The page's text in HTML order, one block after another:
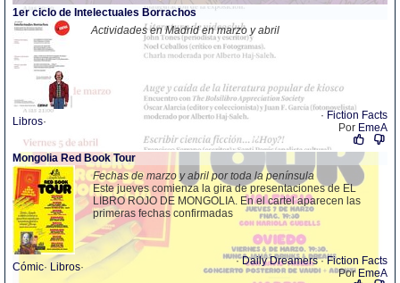
1er ciclo de Intelectuales Borrachos
Actividades en Madrid en marzo y abril
Libros· · Fiction Facts
Por EmeA
Mongolia Red Book Tour
Fechas de marzo y abril por toda la península
Este jueves comienza la gira de presentaciones de EL
LIBRO ROJO DE MONGOLIA. En el cartel aparecen las
primeras fechas confirmadas
Cómic· Libros· ·Daily Dreamers·Fiction Facts
Por EmeA